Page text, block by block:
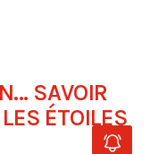
SAVOIR
ÉTOILES